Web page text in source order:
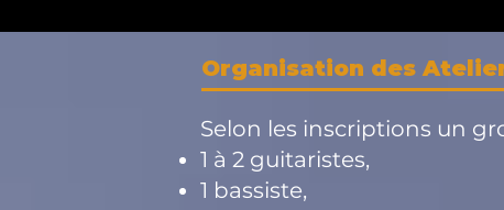
Organisation des
Selon les inscriptions un
1 à 2 guitaristes,
1 bassiste,